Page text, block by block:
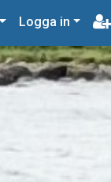
Logga in